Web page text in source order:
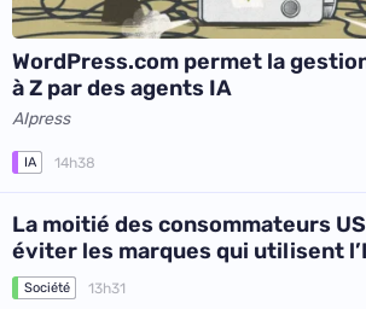
WordPress.com permet la
à Z par des agents IA
AIpress
IA 14h38
La moitié des consommateurs
éviter les marques qui utilisent
Société 13h31